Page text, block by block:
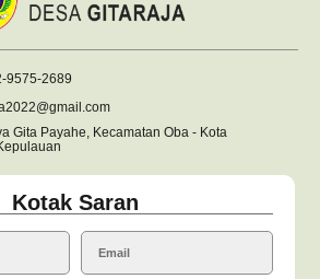
9575-2689
Gita Payahe, Kecamatan Oba - Kota
Kotak Saran